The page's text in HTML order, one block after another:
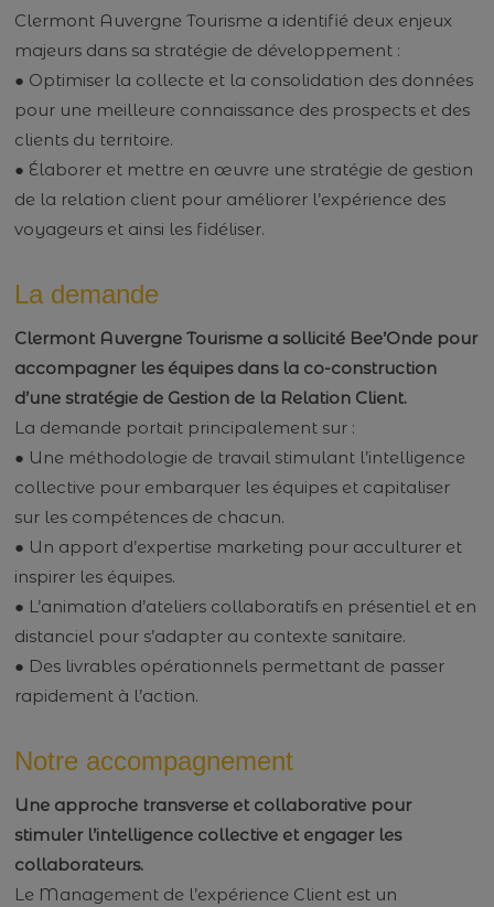
Clermont Auvergne Tourisme a identifié deux enjeux
majeurs dans sa stratégie de développement :
● Optimiser la collecte et la consolidation des données
pour une meilleure connaissance des prospects et des
clients du territoire.
● Élaborer et mettre en œuvre une stratégie de gestion
de la relation client pour améliorer l’expérience des
voyageurs et ainsi les fidéliser.
La demande
Clermont Auvergne Tourisme a sollicité Bee’Onde pour
accompagner les équipes dans la co-construction
d’une stratégie de Gestion de la Relation Client.
La demande portait principalement sur :
● Une méthodologie de travail stimulant l’intelligence
collective pour embarquer les équipes et capitaliser
sur les compétences de chacun.
● Un apport d’expertise marketing pour acculturer et
inspirer les équipes.
● L’animation d’ateliers collaboratifs en présentiel et en
distanciel pour s’adapter au contexte sanitaire.
● Des livrables opérationnels permettant de passer
rapidement à l’action.
Notre accompagnement
Une approche transverse et collaborative pour
stimuler l’intelligence collective et engager les
collaborateurs.
Le Management de l’expérience Client est un